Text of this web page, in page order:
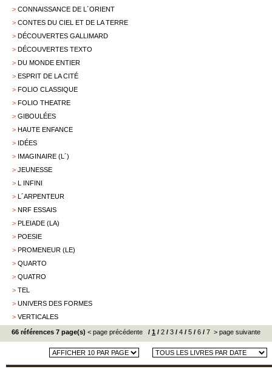
> CONNAISSANCE DE L´ORIENT
> CONTES DU CIEL ET DE LA TERRE
> DÉCOUVERTES GALLIMARD
> DÉCOUVERTES TEXTO
> DU MONDE ENTIER
> ESPRIT DE LA CITÉ
> FOLIO CLASSIQUE
> FOLIO THEATRE
> GIBOULÉES
> HAUTE ENFANCE
> IDÉES
> IMAGINAIRE (L´)
> JEUNESSE
> L INFINI
> L´ARPENTEUR
> NRF ESSAIS
> PLEIADE (LA)
> POESIE
> PROMENEUR (LE)
> QUARTO
> QUATRO
> TEL
> UNIVERS DES FORMES
> VERTICALES
66 références 7 page(s) < page précédente / 1 / 2 / 3 / 4 / 5 / 6 / 7 > page suivante